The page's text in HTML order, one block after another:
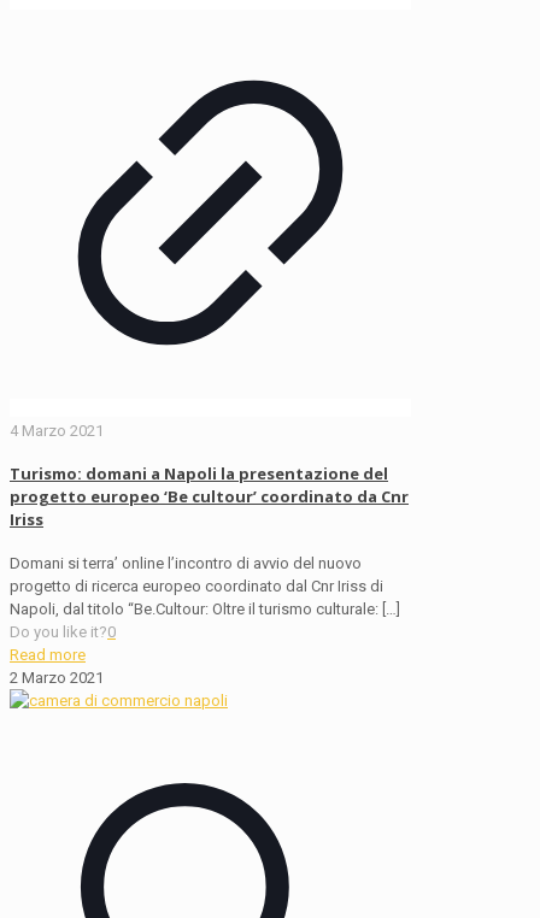
4 Marzo 2021
Turismo: domani a Napoli la presentazione del
progetto europeo ‘Be cultour’ coordinato da Cnr
Iriss
Domani si terra’ online l’incontro di avvio del nuovo
progetto di ricerca europeo coordinato dal Cnr Iriss di
Napoli, dal titolo “Be.Cultour: Oltre il turismo culturale: […]
Do you like it?0
Read more
2 Marzo 2021